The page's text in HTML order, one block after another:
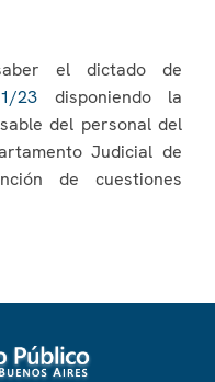
el dictado de
23 disponiendo la
del personal del
Judicial de
de cuestiones